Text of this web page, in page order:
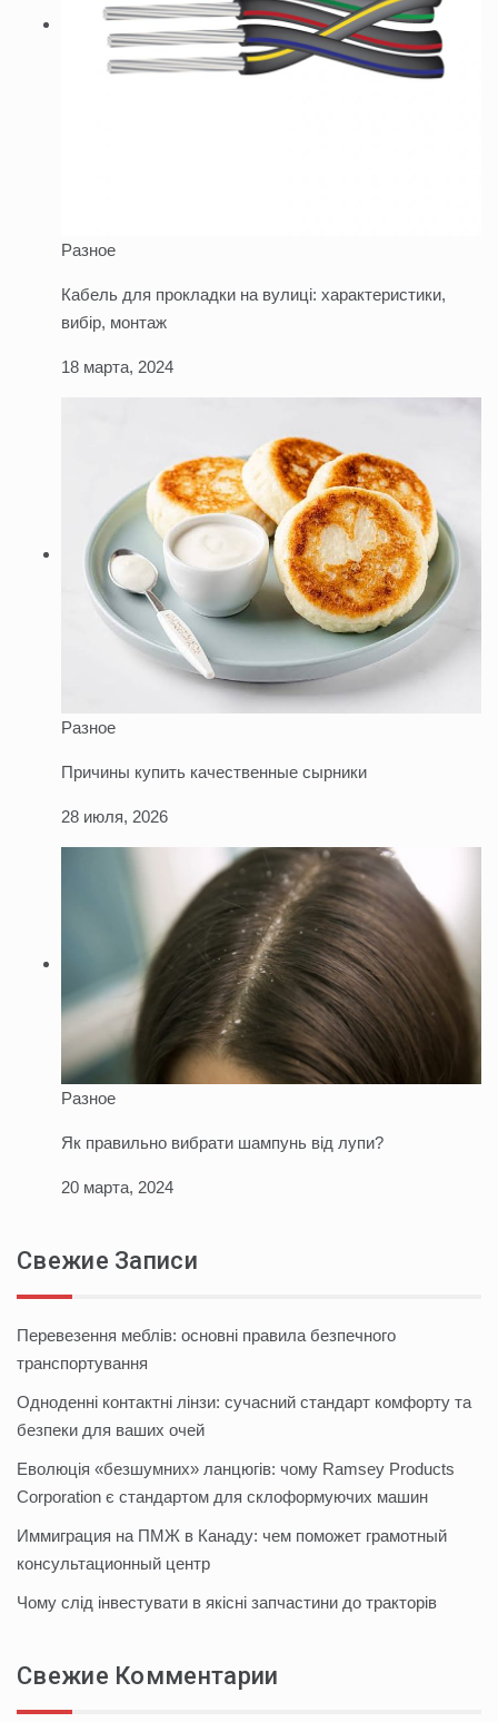
Разное
Кабель для прокладки на вулиці: характеристики,
вибір, монтаж
18 марта, 2024
Разное
Причины купить качественные сырники
28 июля, 2026
Разное
Як правильно вибрати шампунь від лупи?
20 марта, 2024
Свежие Записи
Перевезення меблів: основні правила безпечного
транспортування
Одноденні контактні лінзи: сучасний стандарт комфорту та
безпеки для ваших очей
Еволюція «безшумних» ланцюгів: чому Ramsey Products
Corporation є стандартом для склоформуючих машин
Иммиграция на ПМЖ в Канаду: чем поможет грамотный
консультационный центр
Чому слід інвестувати в якісні запчастини до тракторів
Свежие Комментарии